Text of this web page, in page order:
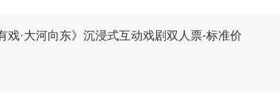
戏·大河向东》沉浸式互动戏剧双人票-标准价